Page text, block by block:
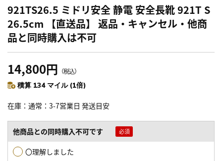
921TS26.5 ミドリ安全 静電 安全長靴 921T S
26.5cm 【直送品】 返品・キャンセル・他商
品と同時購入は不可
14,800円 （税込）
積算 134 マイル (1倍)
在庫 通常：3-7営業日 発送目安
他商品との同時購入不可です
〇理解しました